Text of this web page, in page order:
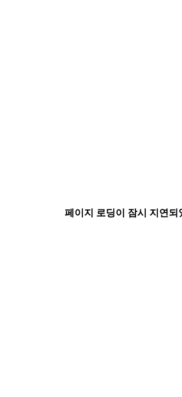
페이지 로딩이 잠시 지연